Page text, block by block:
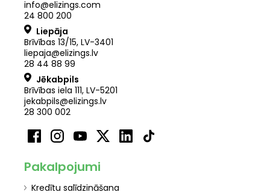
info@elizings.com
24 800 200
Liepāja
Brīvības 13/15, LV-3401
liepaja@elizings.lv
28 44 88 99
Jēkabpils
Brīvības iela 111, LV-5201
jekabpils@elizings.lv
28 300 002
Pakalpojumi
Kredītu salīdzināšana